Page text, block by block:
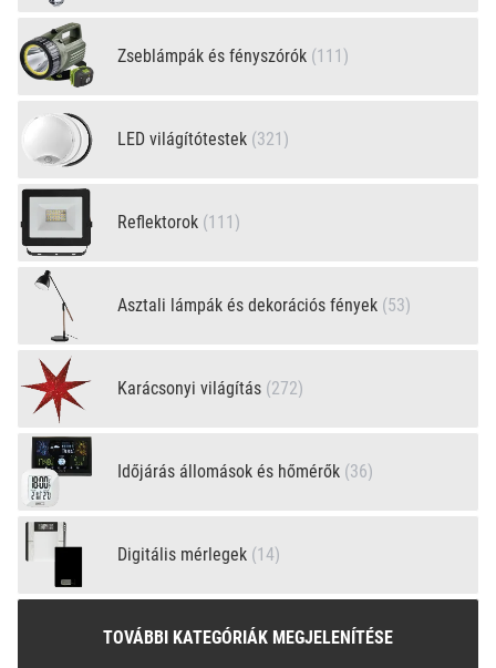
Zseblámpák és fényszórók (111)
LED világítótestek (321)
Reflektorok (111)
Asztali lámpák és dekorációs fények (53)
Karácsonyi világítás (272)
Időjárás állomások és hőmérők (36)
Digitális mérlegek (14)
TOVÁBBI KATEGÓRIÁK MEGJELENÍTÉSE